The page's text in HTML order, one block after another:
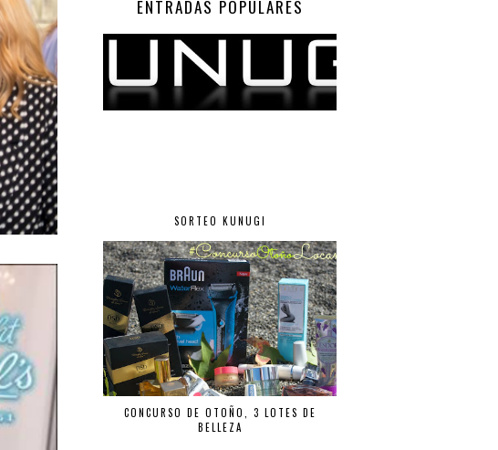
ENTRADAS POPULARES
SORTEO KUNUGI
CONCURSO DE OTOÑO, 3 LOTES DE
BELLEZA